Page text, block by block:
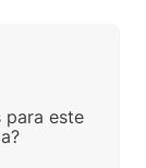
para este